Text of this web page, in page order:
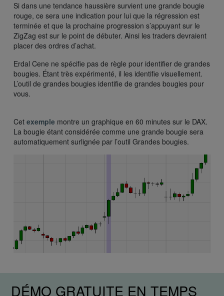
Si dans une tendance haussière survient une grande bougie
rouge, ce sera une indication pour lui que la régression est
terminée et que la prochaine progression s’appuyant sur le
ZigZag est sur le point de débuter. Ainsi les traders devraient
placer des ordres d’achat.
Erdal Cene ne spécifie pas de règle pour identifier de grandes
bougies. Étant très expérimenté, il les identifie visuellement.
L’outil de grandes bougies identifie de grandes bougies pour
vous.
Cet exemple montre un graphique en 60 minutes sur le DAX.
La bougie étant considérée comme une grande bougie sera
automatiquement surlignée par l’outil Grandes bougies.
DÉMO GRATUITE EN TEMPS